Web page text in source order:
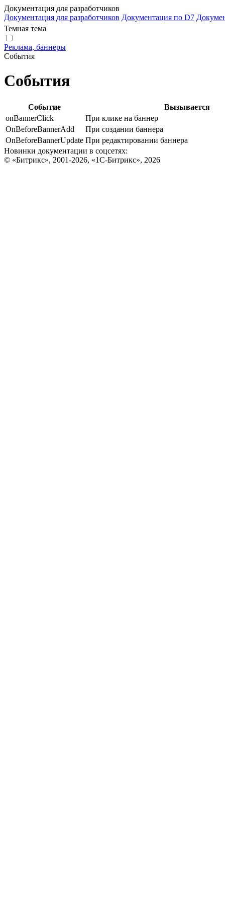
Документация для разработчиков
Документация для разработчиков Документация по D7
Темная тема
Реклама, баннеры
События
События
Событие
Вызывается
onBannerClick
При клике на баннер
OnBeforeBannerAdd
При создании баннера
OnBeforeBannerUpdate При редактировании баннера
Новинки документации в соцсетях:
© «Битрикс», 2001-2026, «1С-Битрикс», 2026